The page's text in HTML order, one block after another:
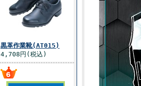
黒革作業靴(AT015)
4,708円(税込)